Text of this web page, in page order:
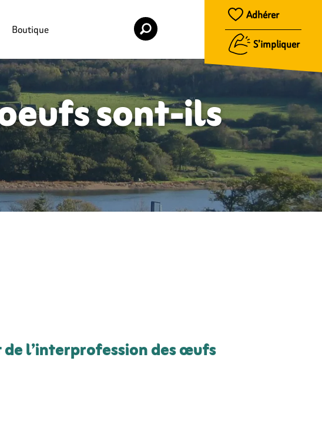
Boutique
Adhérer
S’impliquer
sont-ils
l’interprofession des œufs